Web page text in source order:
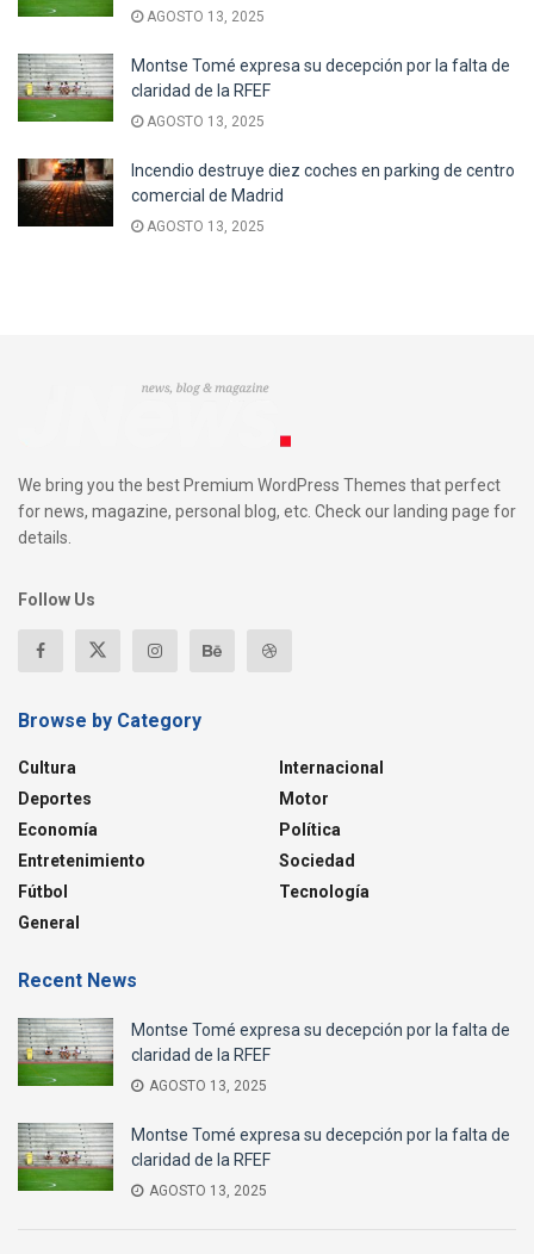
AGOSTO 13, 2025
Montse Tomé expresa su decepción por la falta de
claridad de la RFEF
AGOSTO 13, 2025
Incendio destruye diez coches en parking de centro
comercial de Madrid
AGOSTO 13, 2025
We bring you the best Premium WordPress Themes that perfect
for news, magazine, personal blog, etc. Check our landing page for
details.
Follow Us
Browse by Category
Cultura
Deportes
Economía
Entretenimiento
Fútbol
General
Internacional
Motor
Política
Sociedad
Tecnología
Recent News
Montse Tomé expresa su decepción por la falta de
claridad de la RFEF
AGOSTO 13, 2025
Montse Tomé expresa su decepción por la falta de
claridad de la RFEF
AGOSTO 13, 2025